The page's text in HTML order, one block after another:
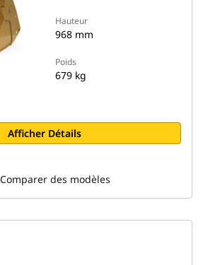
Hauteur
968 mm
Poids
679 kg
Afficher Détails
Comparer des modèles